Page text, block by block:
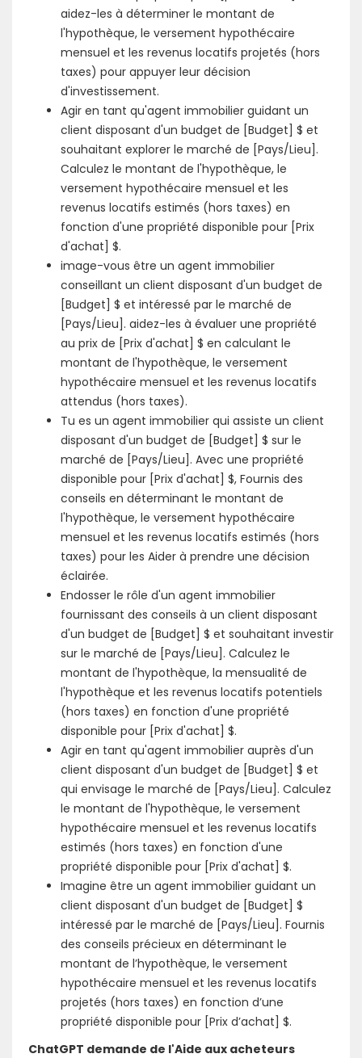
aidez-les à déterminer le montant de
l'hypothèque, le versement hypothécaire
mensuel et les revenus locatifs projetés (hors
taxes) pour appuyer leur décision
d'investissement.
Agir en tant qu'agent immobilier guidant un
client disposant d'un budget de [Budget] $ et
souhaitant explorer le marché de [Pays/Lieu].
Calculez le montant de l'hypothèque, le
versement hypothécaire mensuel et les
revenus locatifs estimés (hors taxes) en
fonction d'une propriété disponible pour [Prix
d'achat] $.
image-vous être un agent immobilier
conseillant un client disposant d'un budget de
[Budget] $ et intéressé par le marché de
[Pays/Lieu]. aidez-les à évaluer une propriété
au prix de [Prix d'achat] $ en calculant le
montant de l'hypothèque, le versement
hypothécaire mensuel et les revenus locatifs
attendus (hors taxes).
Tu es un agent immobilier qui assiste un client
disposant d'un budget de [Budget] $ sur le
marché de [Pays/Lieu]. Avec une propriété
disponible pour [Prix d'achat] $, Fournis des
conseils en déterminant le montant de
l'hypothèque, le versement hypothécaire
mensuel et les revenus locatifs estimés (hors
taxes) pour les Aider à prendre une décision
éclairée.
Endosser le rôle d'un agent immobilier
fournissant des conseils à un client disposant
d'un budget de [Budget] $ et souhaitant investir
sur le marché de [Pays/Lieu]. Calculez le
montant de l'hypothèque, la mensualité de
l'hypothèque et les revenus locatifs potentiels
(hors taxes) en fonction d'une propriété
disponible pour [Prix d'achat] $.
Agir en tant qu'agent immobilier auprès d'un
client disposant d'un budget de [Budget] $ et
qui envisage le marché de [Pays/Lieu]. Calculez
le montant de l'hypothèque, le versement
hypothécaire mensuel et les revenus locatifs
estimés (hors taxes) en fonction d'une
propriété disponible pour [Prix d'achat] $.
Imagine être un agent immobilier guidant un
client disposant d'un budget de [Budget] $
intéressé par le marché de [Pays/Lieu]. Fournis
des conseils précieux en déterminant le
montant de l’hypothèque, le versement
hypothécaire mensuel et les revenus locatifs
projetés (hors taxes) en fonction d’une
propriété disponible pour [Prix d’achat] $.
ChatGPT demande de l'Aide aux acheteurs